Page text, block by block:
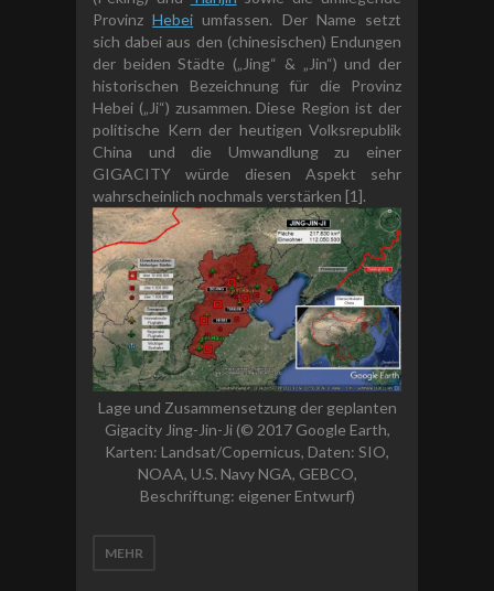
ProvinzHebei umfassen. Der Name setzt
sich dabei aus den (chinesischen) Endungen
der beiden Städte („Jing“ & „Jin“) und der
historischen Bezeichnung für die Provinz
Hebei („Ji“) zusammen. Diese Region ist der
politische Kern der heutigen Volksrepublik
China und die Umwandlung zu einer
GIGACITY würde diesen Aspekt sehr
wahrscheinlich nochmals verstärken [1].
Lage und Zusammensetzung der geplanten
Gigacity Jing-Jin-Ji (© 2017 Google Earth,
Karten: Landsat/Copernicus, Daten: SIO,
NOAA, U.S. Navy NGA, GEBCO,
Beschriftung: eigener Entwurf)
MEHR